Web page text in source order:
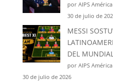
por AIPS América
30 de julio de
MESSI
DEL
por AIPS América
30 de julio de 2026